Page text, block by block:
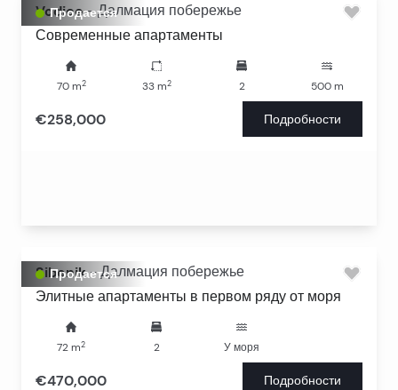
Продается
Vodice - Далмация побережье
Современные апартаменты
70m2 33m2 2 500m
€258,000 Подробности
Продается
Sibenik - Далмация побережье
Элитные апартаменты в первом ряду от моря
72 m2 2 У моря
€470,000 Подробности